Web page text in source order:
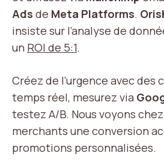
Ads de Meta Platforms.
insiste sur l’analyse de
un ROI de 5:1.
Créez de l’urgence avec des
temps réel, mesurez via
testez A/B. Nous voyons chez
merchants une conversion
promotions personnalisées.